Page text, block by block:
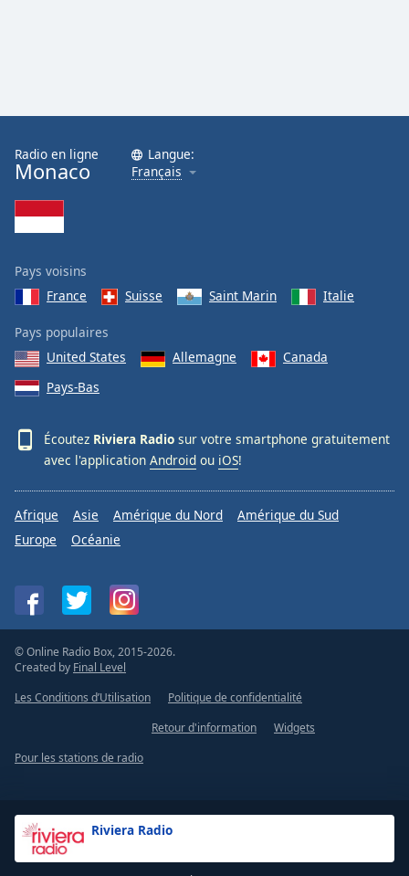
Riviera Radio
Radio en ligne
Monaco
Langue:
Français
Pays voisins
France
Suisse Saint Marin Italie
Pays populaires
United States
Allemagne
Canada
Pays-Bas
Écoutez Riviera Radio sur votre smartphone gratuitement
avec l'application Android ou iOS!
Afrique Asie Amérique du Nord
Amérique du Sud
Europe
Océanie
© Online Radio Box, 2015-2026.
Created by Final Level
Les Conditions d’Utilisation
Politique de confidentialité
Retour d'information
Widgets
Pour les stations de radio